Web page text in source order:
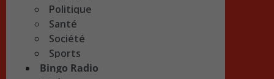
Politique
Santé
Société
Sports
Bingo Radio